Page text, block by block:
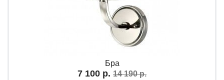
Бра
7 100 р. 14 190 р.